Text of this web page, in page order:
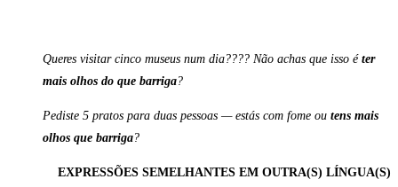
Queres visitar cinco museus num dia???? Não achas que isso é ter
mais olhos do que barriga?
Pediste 5 pratos para duas pessoas — estás com fome ou tens mais
olhos que barriga?
EXPRESSÕES SEMELHANTES EM OUTRA(S) LÍNGUA(S)